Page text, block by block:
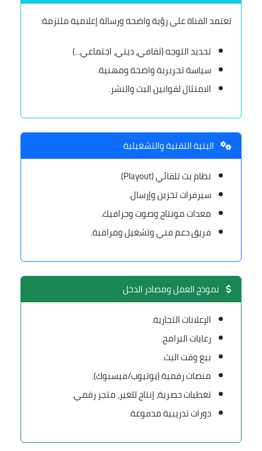
تعتمد القناة على رؤية واضحة ورسالة إعلامية ملتزمة:
تحديد التوجه (ثقافي، ديني، اجتماعي...)
سياسة تحريرية واضحة ومهنية.
الامتثال لقوانين البث والنشر.
البنية التقنية والتشغيلية
نظام بث تلقائي (Playout).
سيرفرات تخزين وإرسال.
معدات مونتاج وصوت وجرافيك.
فريق دعم فني وتشغيل ومراقبة.
نموذج العمل ومصادر الدخل
الإعلانات التجارية.
رعايات البرامج.
بيع وقت البث.
منصات رقمية (يوتيوب/فيسبوك).
تغطيات حصرية، إنتاج للغير، متجر رقمي.
دورات تدريبية مدفوعة.